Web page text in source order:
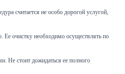
считается не особо дорогой услугой,
Ее очистку необходимо осуществлять по
Не стоит дожидаться ее полного